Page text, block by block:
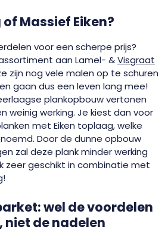
Massief Eiken?
voor een scherpe prijs?
aan Lamel- &Visgraat
zijn nog vele malen op te schuren
gaan dus een leven lang mee!
plankopbouw vertonen
weinig werking. Je kiest dan voor
met Eiken toplaag, welke
Door de dunne opbouw
zal deze plank minder werking
zeer geschikt in combinatie met
wel de voordelen
niet de nadelen